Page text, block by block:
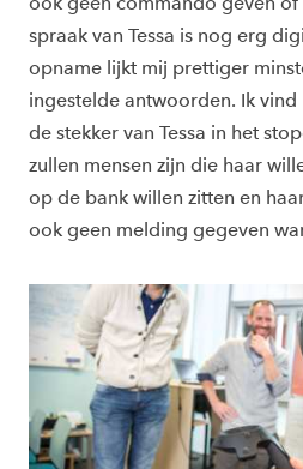
spraak van Tessa is nog erg
opname lijkt mij prettiger
ingestelde antwoorden. Ik
de stekker van Tessa in het
zullen mensen zijn die haar
op de bank willen zitten en
ook geen melding gegeven